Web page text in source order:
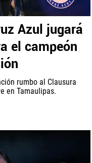
Azul jugará
el campeón
rumbo al Clausura
en Tamaulipas.